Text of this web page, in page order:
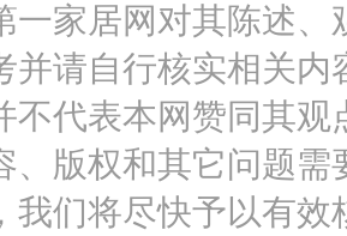
一家居网对其陈述
并请自行核实相关内
不代表本网赞同其
、版权和其它问题
我们将尽快予以有